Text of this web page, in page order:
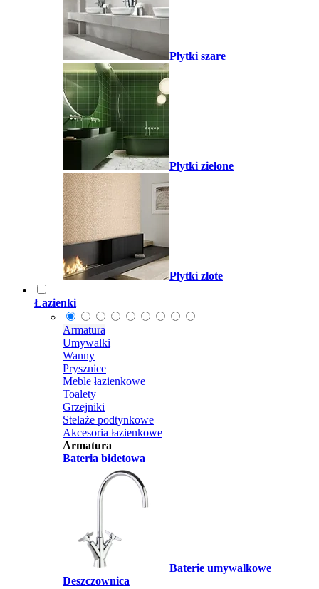
Płytki szare
Płytki zielone
Płytki złote
Łazienki
Armatura
Umywalki
Wanny
Prysznice
Meble łazienkowe
Toalety
Grzejniki
Stelaże podtynkowe
Akcesoria łazienkowe
Armatura
Bateria bidetowa
Baterie umywalkowe
Deszczownica